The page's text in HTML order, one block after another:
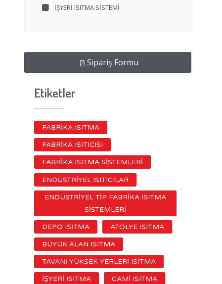
İŞYERI ISITMA SISTEMI
Sipariş Formu
Etiketler
FABRİKA ISITMA
FABRİKA ISITICISI
FABRİKA ISITMA SİSTEMLERİ
ENDÜSTRİYEL ISITICILAR
ENDÜSTRİYEL TİP FABRİKA ISITMA
SİSTEMLERİ
DEPO ISITMA ATÖLYE ISITMA
BÜYÜK ALAN ISITMA
TAVANI YÜKSEK YERLERİ ISITMA
İŞYERİ ISITMA CAMİ ISITMA